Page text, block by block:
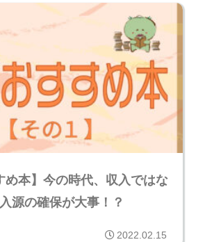
め本】今の時代、収入ではな
源の確保が大事！？
2022.02.15